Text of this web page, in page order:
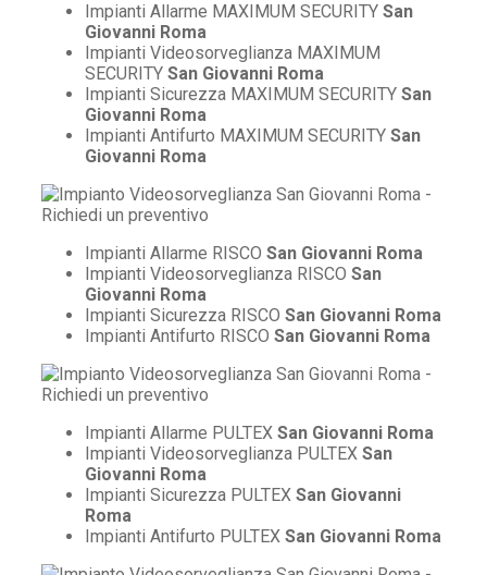
Impianti Allarme MAXIMUM SECURITY San
Giovanni Roma
Impianti Videosorveglianza MAXIMUM
SECURITY San Giovanni Roma
Impianti Sicurezza MAXIMUM SECURITY San
Giovanni Roma
Impianti Antifurto MAXIMUM SECURITY San
Giovanni Roma
Impianti Allarme RISCO San Giovanni Roma
Impianti Videosorveglianza RISCO San
Giovanni Roma
Impianti Sicurezza RISCO San Giovanni Roma
Impianti Antifurto RISCO San Giovanni Roma
Impianti Allarme PULTEX San Giovanni Roma
Impianti Videosorveglianza PULTEX San
Giovanni Roma
Impianti Sicurezza PULTEX San Giovanni
Roma
Impianti Antifurto PULTEX San Giovanni Roma